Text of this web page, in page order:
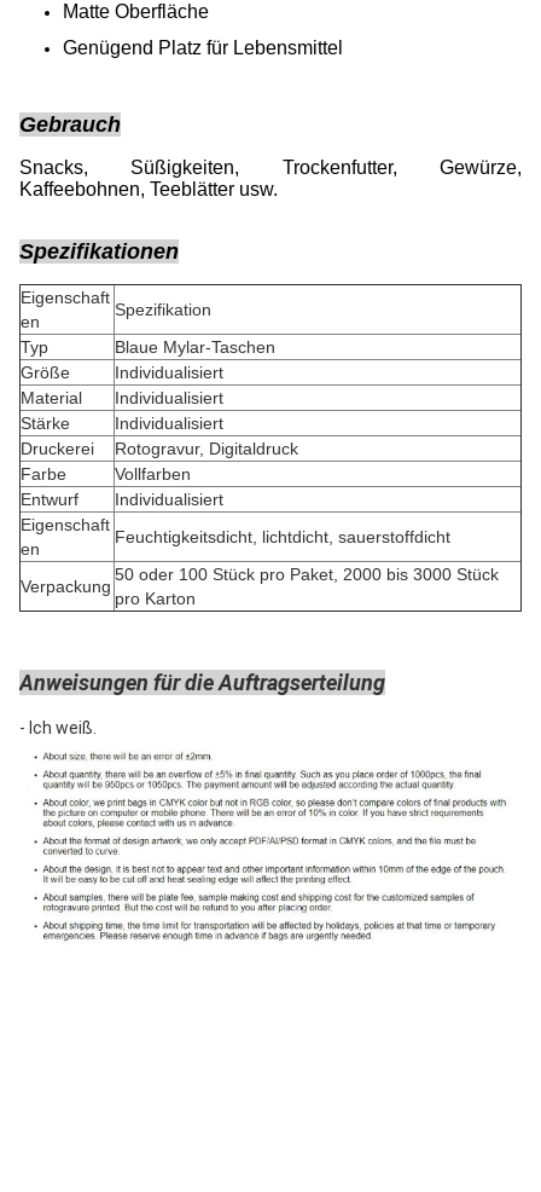
Matte Oberfläche
Genügend Platz für Lebensmittel
Gebrauch
Snacks, Süßigkeiten, Trockenfutter, Gewürze,
Kaffeebohnen, Teeblätter usw.
Spezifikationen
Eigenschaft
en
Spezifikation
Typ
Blaue Mylar-Taschen
Größe
Individualisiert
Material
Individualisiert
Stärke
Individualisiert
Druckerei
Rotogravur, Digitaldruck
Farbe
Vollfarben
Entwurf
Individualisiert
Eigenschaft
en
Feuchtigkeitsdicht, lichtdicht, sauerstoffdicht
Verpackung
50 oder 100 Stück pro Paket, 2000 bis 3000 Stück
pro Karton
Anweisungen für die Auftragserteilung
- Ich weiß.